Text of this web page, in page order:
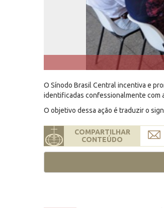
O Sínodo Brasil Central incentiva e
identificadas confessionalmente com
O objetivo dessa ação é traduzir o
COMPARTILHAR
CONTEÚDO